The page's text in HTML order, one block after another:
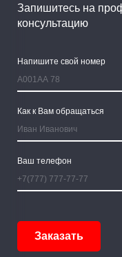
Запишитесь на
консультацию
Напишите свой номер
Как к Вам обращаться
Ваш телефон